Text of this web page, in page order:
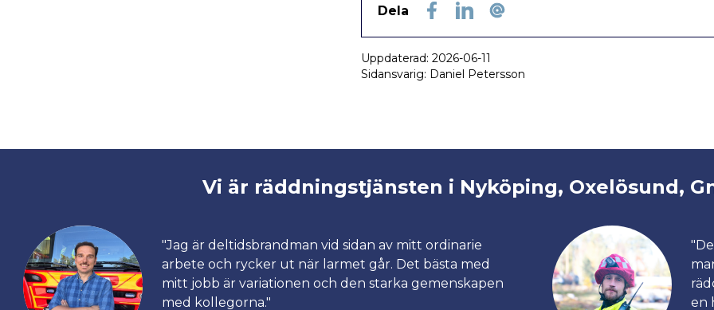
Dela
Uppdaterad:2026-06-11
Sidansvarig: Daniel Petersson
Vi är räddningstjänsten i Nyköping, Oxelösund,
"Jag är deltidsbrandman vid sidan av mitt ordinarie
arbete och rycker ut när larmet går. Det bästa med
mitt jobb är variationen och den starka gemenskapen
med kollegorna."
en